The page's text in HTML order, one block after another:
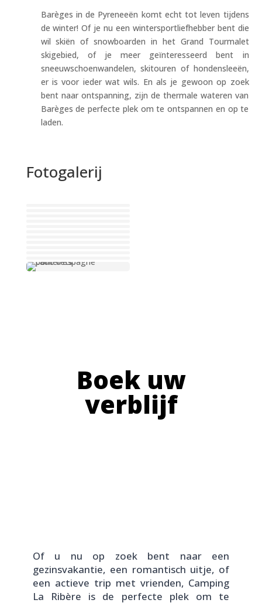
Barèges in de Pyreneeën komt echt tot leven tijdens
de winter! Of je nu een wintersportliefhebber bent die
wil skiën of snowboarden in het Grand Tourmalet
skigebied, of je meer geïnteresseerd bent in
sneeuwschoenwandelen, skitouren of hondensleeën,
er is voor ieder wat wils. En als je gewoon op zoek
bent naar ontspanning, zijn de thermale wateren van
Barèges de perfecte plek om te ontspannen en op te
laden.
Fotogalerij
Boek uw
verblijf
Of u nu op zoek bent naar een
gezinsvakantie, een romantisch uitje, of
een actieve trip met vrienden, Camping
La Ribère is de perfecte plek om te